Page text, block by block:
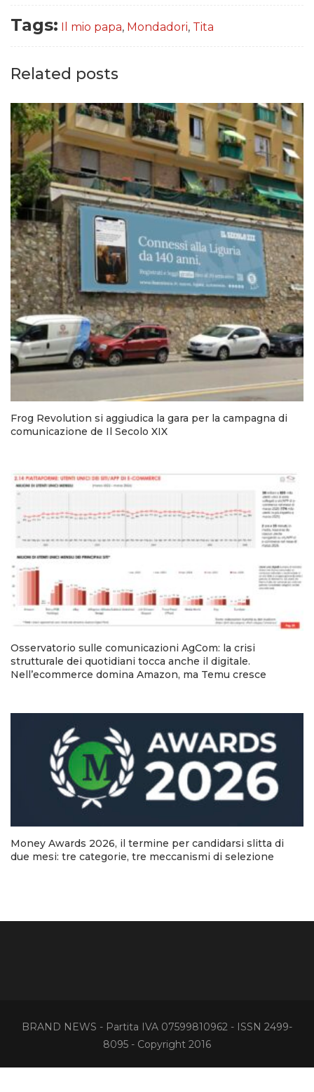
Tags: Il mio papa, Mondadori, Tita
Related posts
Frog Revolution si aggiudica la gara per la campagna di
comunicazione de Il Secolo XIX
Osservatorio sulle comunicazioni AgCom: la crisi
strutturale dei quotidiani tocca anche il digitale.
Nell’ecommerce domina Amazon, ma Temu cresce
Money Awards 2026, il termine per candidarsi slitta di
due mesi: tre categorie, tre meccanismi di selezione
BRAND NEWS - Partita IVA 07599810962 - ISSN 2499-
8095 - Copyright 2016